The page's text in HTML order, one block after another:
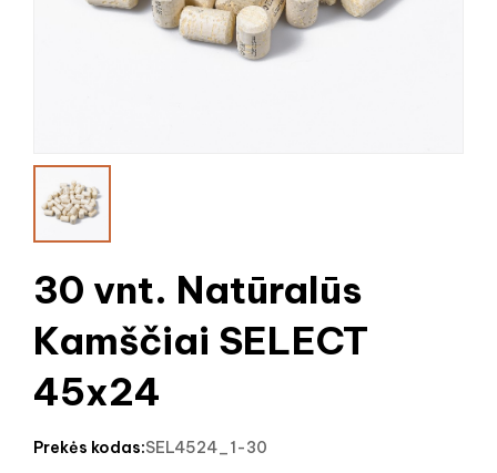
30 vnt. Natūralūs
Kamščiai SELECT
45x24
prekės kodas:SEL4524_1-30